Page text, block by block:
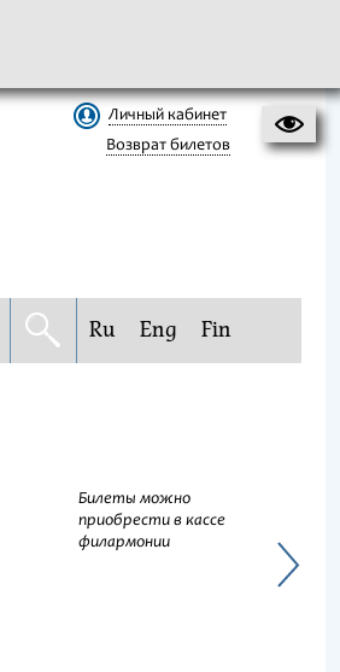
Личный кабинет
Возврат билетов
Ru Eng Fin
Билеты можно
приобрести в кассе
филармонии